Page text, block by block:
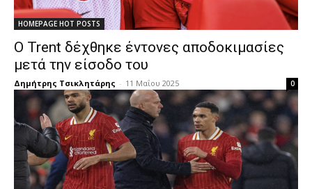
HOMEPAGE HOT POSTS
Ο Trent δέχθηκε έντονες αποδοκιμασίες
μετά την είσοδο του
Δημήτρης Τσικλητάρης - 11 Μαΐου 2025 0